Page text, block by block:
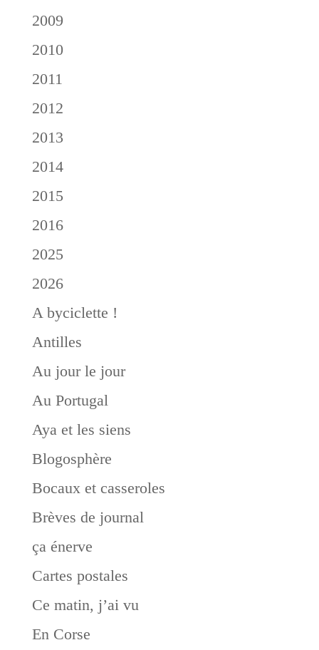
2009
2010
2011
2012
2013
2014
2015
2016
2025
2026
A byciclette !
Antilles
Au jour le jour
Au Portugal
Aya et les siens
Blogosphère
Bocaux et casseroles
Brèves de journal
ça énerve
Cartes postales
Ce matin, j’ai vu
En Corse